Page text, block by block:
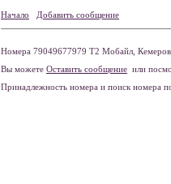
Начало Добавить сообщение
Номера 79049677979 Т2 Мобайл,
Вы можете Оставить сообщение или
Принадлежность номера и поиск номера